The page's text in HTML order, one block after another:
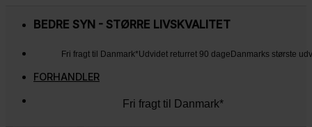
BEDRE SYN - STØRRE LIVSKVALITET
Fri fragt til Danmark*Udvidet returret 90 dage Danmarks største
FORHANDLER
Fri fragt til Danmark*